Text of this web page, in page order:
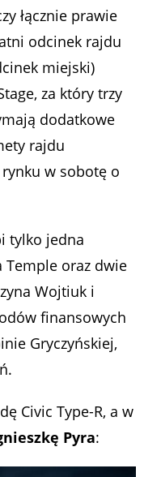
łącznie prawie
odcinek rajdu
miejski)
za który trzy
dodatkowe
rajdu
w sobotę o
tylko jedna
Temple oraz dwie
Wojtiuk i
finansowych
Gryczyńskiej,
Civic Type-R, a w
Pyra: